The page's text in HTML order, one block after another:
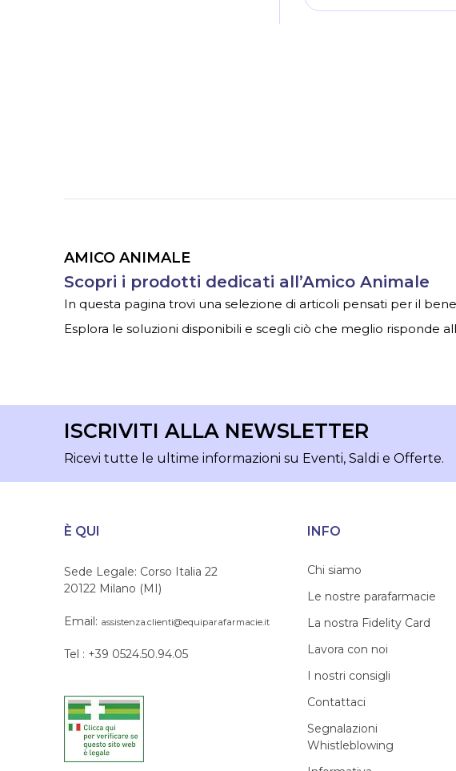
AMICO ANIMALE
Scopri i prodotti dedicati all’Amico Animale
In questa pagina trovi una selezione di articoli pensati per il
Esplora le soluzioni disponibili e scegli ciò che meglio risponde
ISCRIVITI ALLA NEWSLETTER
Ricevi tutte le ultime informazioni su Eventi, Saldi e Offerte.
È QUI
Sede Legale: Corso Italia 22
20122 Milano (MI)
Email: assistenza.clienti@equiparafarmacie.it
Tel : +39 0524.50.94.05
INFO
Chi siamo
Le nostre parafarmacie
La nostra Fidelity Card
Lavora con noi
I nostri consigli
Contattaci
Segnalazioni
Whistleblowing